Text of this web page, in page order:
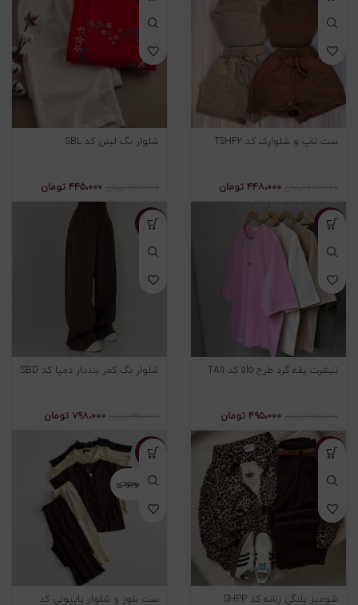
ست تاپ و شلوارک کد TSHF2
۴۴۸،۰۰۰ تومان
شلوار بگ لینن کد SBL
۴۴۵،۰۰۰ تومان
-۲۴%
تیشرت یقه گرد طرح alo کد TA11
۴۹۵،۰۰۰ تومان
-۱۹%
شلوار بگ کمر بنددار دمپا کد SBD
۷۹۸،۰۰۰ تومان
-۲۰%
شومیز پلنگی زنانه کد SHPP
-۲۸%
اتمام موجودی
ست بلوز و شلوار پاپیونی کد